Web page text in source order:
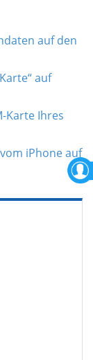
auf den
auf
Karte Ihres
iPhone auf